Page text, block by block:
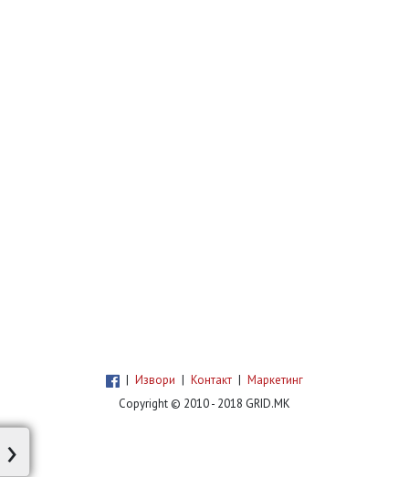
| Извори | Контакт | Маркетинг
Copyright © 2010 - 2018 GRID.MK
›